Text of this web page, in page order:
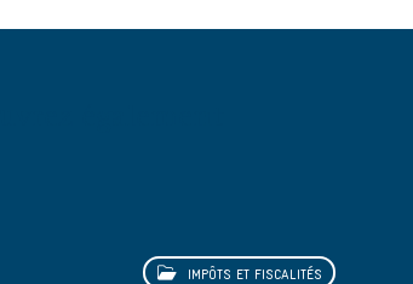
IMPÔTS ET FISCALITÉS